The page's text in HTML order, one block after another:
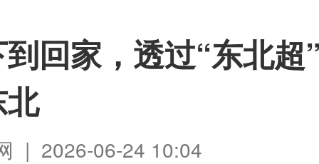
回家，透过“东北超
| 2026-06-24 10:04